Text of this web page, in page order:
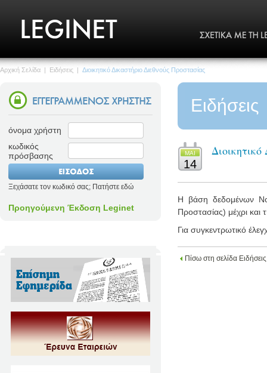
Αρχική Σελίδα | Ειδήσεις | Διοικητικό Δικαστήριο Διεθνούς Προστασίας
όνομα χρήστη
κωδικός
πρόσβασης
Ξεχάσατε τον κωδικό σας; Πατήστε εδώ
Προηγούμενη Έκδοση Leginet
Ειδήσεις
MΑΙ
14
Η βάση δεδομένων
Προστασίας) μέχρι και
Για συγκεντρωτικό
Πίσω στη σελίδα Ειδήσεις